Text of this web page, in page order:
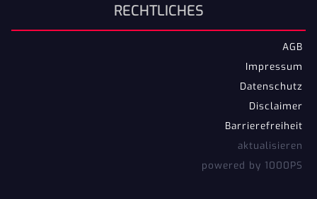
RECHTLICHES
AGB
Impressum
Datenschutz
Disclaimer
Barrierefreiheit
aktualisieren
powered by 1000PS